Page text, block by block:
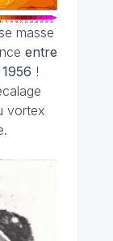
masse
entre
!
vortex